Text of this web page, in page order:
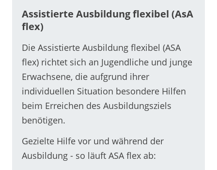
Assistierte Ausbildung flexibel (AsA
flex)
Die Assistierte Ausbildung flexibel (ASA
flex) richtet sich an Jugendliche und junge
Erwachsene, die aufgrund ihrer
individuellen Situation besondere Hilfen
beim Erreichen des Ausbildungsziels
benötigen.
Gezielte Hilfe vor und während der
Ausbildung - so läuft ASA flex ab: